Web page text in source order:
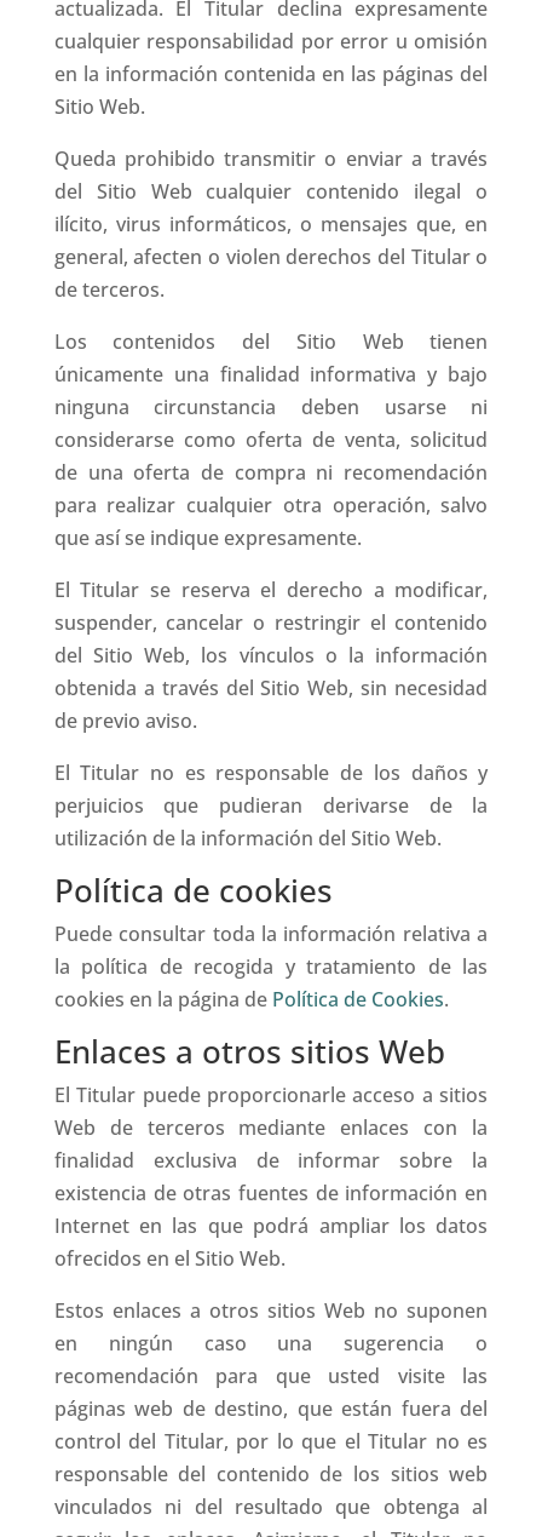
actualizada. El Titular declina expresamente
cualquier responsabilidad por error u omisión
en la información contenida en las páginas del
Sitio Web.
Queda prohibido transmitir o enviar a través
del Sitio Web cualquier contenido ilegal o
ilícito, virus informáticos, o mensajes que, en
general, afecten o violen derechos del Titular o
de terceros.
Los contenidos del Sitio Web tienen
únicamente una finalidad informativa y bajo
ninguna circunstancia deben usarse ni
considerarse como oferta de venta, solicitud
de una oferta de compra ni recomendación
para realizar cualquier otra operación, salvo
que así se indique expresamente.
El Titular se reserva el derecho a modificar,
suspender, cancelar o restringir el contenido
del Sitio Web, los vínculos o la información
obtenida a través del Sitio Web, sin necesidad
de previo aviso.
El Titular no es responsable de los daños y
perjuicios que pudieran derivarse de la
utilización de la información del Sitio Web.
Política de cookies
Puede consultar toda la información relativa a
la política de recogida y tratamiento de las
cookies en la página de Política de Cookies.
Enlaces a otros sitios Web
El Titular puede proporcionarle acceso a sitios
Web de terceros mediante enlaces con la
finalidad exclusiva de informar sobre la
existencia de otras fuentes de información en
Internet en las que podrá ampliar los datos
ofrecidos en el Sitio Web.
Estos enlaces a otros sitios Web no suponen
en ningún caso una sugerencia o
recomendación para que usted visite las
páginas web de destino, que están fuera del
control del Titular, por lo que el Titular no es
responsable del contenido de los sitios web
vinculados ni del resultado que obtenga al